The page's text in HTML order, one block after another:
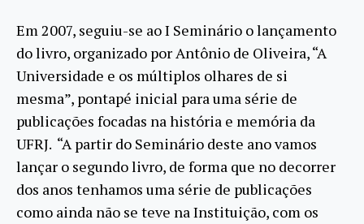
Em 2007, seguiu-se ao I Seminário o lançamento
do livro, organizado por Antônio de Oliveira, “A
Universidade e os múltiplos olhares de si
mesma”, pontapé inicial para uma série de
publicações focadas na história e memória da
UFRJ. “A partir do Seminário deste ano vamos
lançar o segundo livro, de forma que no decorrer
dos anos tenhamos uma série de publicações
como ainda não se teve na Instituição, com os